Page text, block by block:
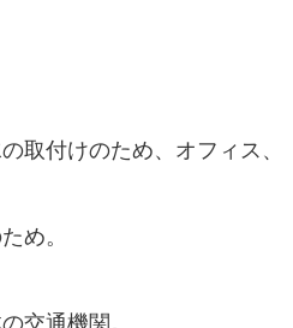
取付けのため、オフィス、
め。
交通機関。